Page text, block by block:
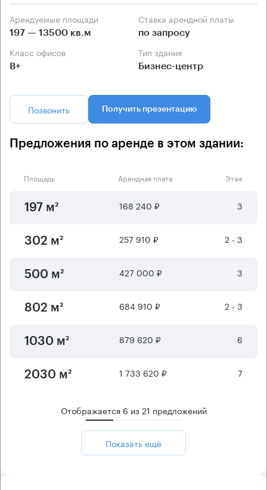
Арендуемые площади
197 — 13500 кв.м
Ставка арендной платы
по запросу
Класс офисов
B+
Тип здания
Бизнес-центр
Позвонить Получить презентацию
Предложения по аренде в этом здании:
Площадь Арендная плата Этаж
197 м² 168 240 ₽ 3
302 м² 257 910 ₽ 2 - 3
500 м² 427 000 ₽ 3
802 м² 684 910 ₽ 2 - 3
1030 м² 879 620 ₽ 6
2030 м² 1 733 620 ₽ 7
Отображается 6 из21 предложений
Показать ещё